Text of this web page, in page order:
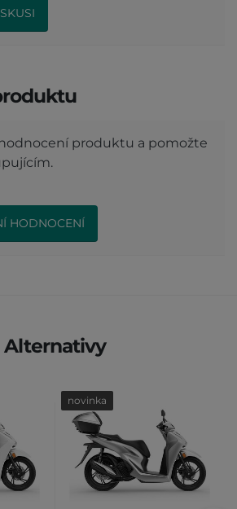
produktu a pomožte
HODNOCENÍ
Alternativy
novinka